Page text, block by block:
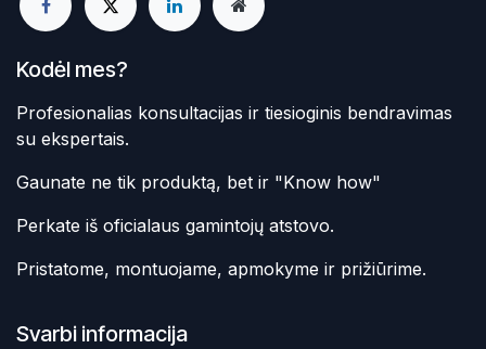
Kodėl mes?
Profesionalias konsultacijas ir tiesioginis bendravimas
su ekspertais.
Gaunate ne tik produktą, bet ir "Know how"
Perkate iš oficialaus gamintojų atstovo.
Pristatome, montuojame, apmokyme ir prižiūrime.
Svarbi informacija